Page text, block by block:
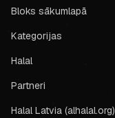
Bloks sākumlapā
Kategorijas
Halal
Partneri
Halal Latvia (alhalal.org)